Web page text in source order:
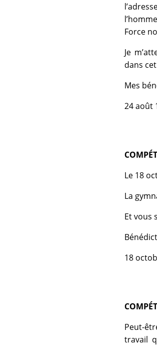
Force
Je
dans
Mes
24 août
Le 18
La
Et vous
18
Peut-
travail